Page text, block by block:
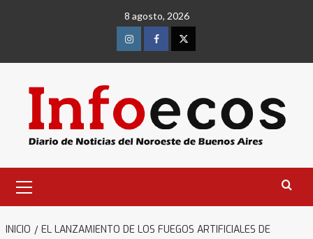
8 agosto, 2026
InstagramFacebookTwitter
primario
INICIO
EL LANZAMIENTO DE LOS FUEGOS ARTIFICIALES DE